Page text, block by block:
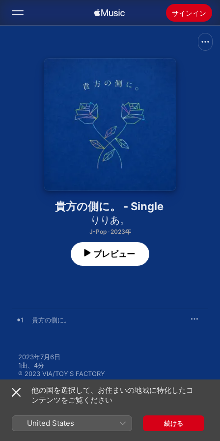
サインイン
Apple Musicをインストール
貴方の側に。 - Single
りりあ。
J-Pop · 2023年
プレビュー
1 貴方の側に。
2023年7月6日
1曲、4分
℗ 2023 VIA/TOY'S FACTORY
りりあ。のその他の作品
他の国を選択して、お住まいの地域に特化したコ
ンテンツをご覧ください
United States 続ける